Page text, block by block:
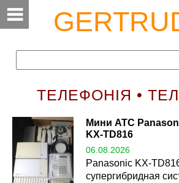
ТЕЛЕФОНІЯ •
Мини АТС
KX-TD816
06.08.2026
Panasonic KX-
супергибридная